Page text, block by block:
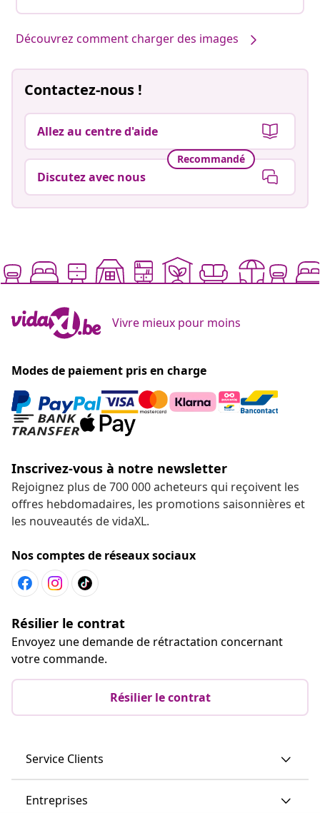
Découvrez comment charger des images
Contactez-nous !
Allez au centre d'aide
Recommandé
Discutez avec nous
Vivre mieux pour moins
Modes de paiement pris en charge
Inscrivez-vous à notre newsletter
Rejoignez plus de 700 000 acheteurs qui reçoivent les
offres hebdomadaires, les promotions saisonnières et
les nouveautés de vidaXL.
Nos comptes de réseaux sociaux
Résilier le contrat
Envoyez une demande de rétractation concernant
votre commande.
Résilier le contrat
Service Clients
Entreprises